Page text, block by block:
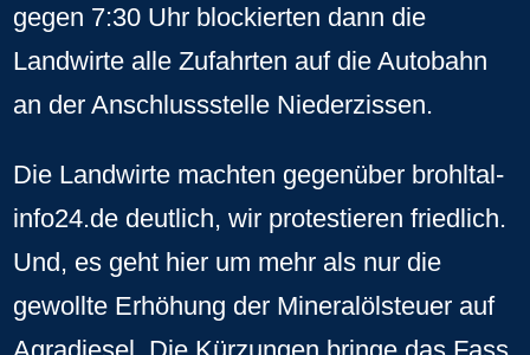
gegen 7:30 Uhr blockierten dann die
Landwirte alle Zufahrten auf die Autobahn
an der Anschlussstelle Niederzissen.
Die Landwirte machten gegenüber brohltal-
info24.de deutlich, wir protestieren friedlich.
Und, es geht hier um mehr als nur die
gewollte Erhöhung der Mineralölsteuer auf